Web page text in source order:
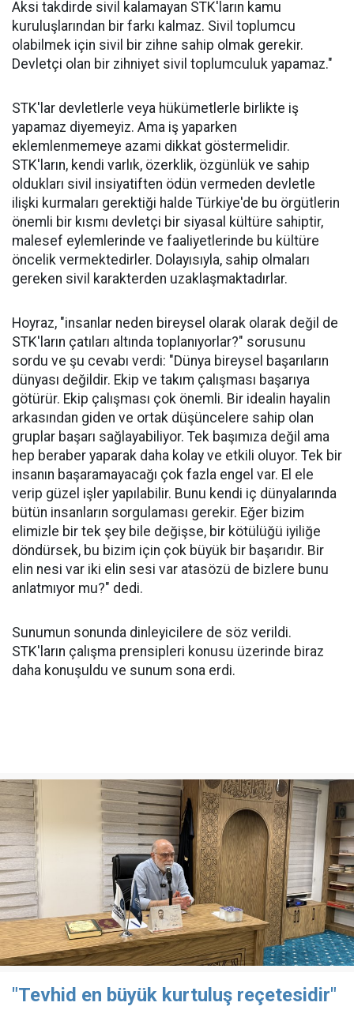
Aksi takdirde sivil kalamayan STK'ların kamu
kuruluşlarından bir farkı kalmaz. Sivil toplumcu
olabilmek için sivil bir zihne sahip olmak gerekir.
Devletçi olan bir zihniyet sivil toplumculuk yapamaz."
STK'lar devletlerle veya hükümetlerle birlikte iş
yapamaz diyemeyiz. Ama iş yaparken
eklemlenmemeye azami dikkat göstermelidir.
STK'ların, kendi varlık, özerklik, özgünlük ve sahip
oldukları sivil insiyatiften ödün vermeden devletle
ilişki kurmaları gerektiği halde Türkiye'de bu örgütlerin
önemli bir kısmı devletçi bir siyasal kültüre sahiptir,
malesef eylemlerinde ve faaliyetlerinde bu kültüre
öncelik vermektedirler. Dolayısıyla, sahip olmaları
gereken sivil karakterden uzaklaşmaktadırlar.
Hoyraz, "insanlar neden bireysel olarak olarak değil de
STK'ların çatıları altında toplanıyorlar?" sorusunu
sordu ve şu cevabı verdi: "Dünya bireysel başarıların
dünyası değildir. Ekip ve takım çalışması başarıya
götürür. Ekip çalışması çok önemli. Bir idealin hayalin
arkasından giden ve ortak düşüncelere sahip olan
gruplar başarı sağlayabiliyor. Tek başımıza değil ama
hep beraber yaparak daha kolay ve etkili oluyor. Tek bir
insanın başaramayacağı çok fazla engel var. El ele
verip güzel işler yapılabilir. Bunu kendi iç dünyalarında
bütün insanların sorgulaması gerekir. Eğer bizim
elimizle bir tek şey bile değişse, bir kötülüğü iyiliğe
döndürsek, bu bizim için çok büyük bir başarıdır. Bir
elin nesi var iki elin sesi var atasözü de bizlere bunu
anlatmıyor mu?" dedi.
Sunumun sonunda dinleyicilere de söz verildi.
STK'ların çalışma prensipleri konusu üzerinde biraz
daha konuşuldu ve sunum sona erdi.
"Tevhid en büyük kurtuluş reçetesidir"